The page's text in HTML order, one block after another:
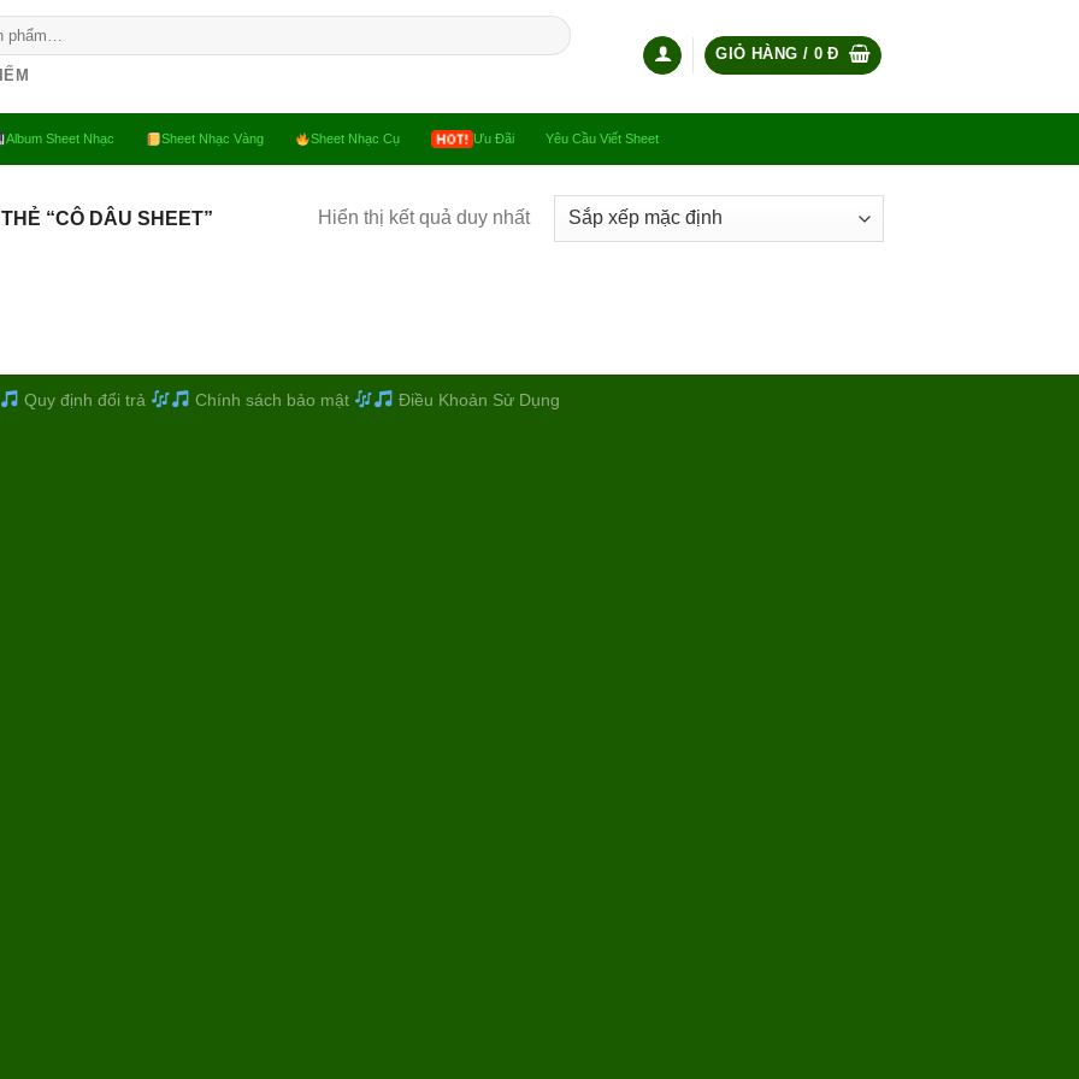
GIỎ HÀNG / 0Đ
Album Sheet Nhạc Sheet Nhạc Vàng Sheet Nhạc Cụ Ưu Đãi Yêu Cầu Viết Sheet
“CÔ DÂU SHEET” Hiển thị kết quả duy nhất
Quy định đổi trả Chính sách bảo mật Điều Khoản Sử Dụng